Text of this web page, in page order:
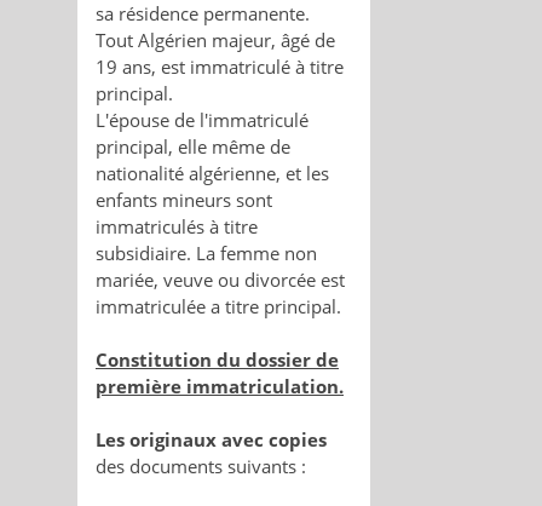
sa résidence permanente.
Tout Algérien majeur, âgé de
19 ans, est immatriculé à titre
principal.
L'épouse de l'immatriculé
principal, elle même de
nationalité algérienne, et les
enfants mineurs sont
immatriculés à titre
subsidiaire. La femme non
mariée, veuve ou divorcée est
immatriculée a titre principal.
Constitution du dossier de
première immatriculation.
Les originaux avec copies
des documents suivants :